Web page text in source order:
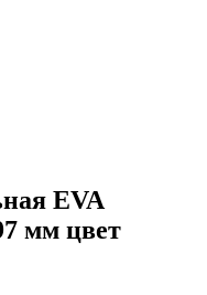
EVA
мм цвет